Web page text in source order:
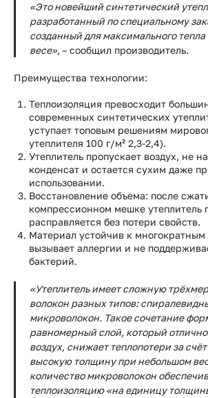
«Это новейший синтетический
разработанный по специальному
созданный для максимального
весе»,– сообщил производитель.
Преимущества технологии:
Теплоизоляция превосходит
современных синтетических
уступает топовым решениям
утеплителя 100 г/м² 2,3-2,4).
Утеплитель пропускает воздух, не
конденсат и остается сухим даже
использовании.
Восстановление объема: после
компрессионном мешке утеплитель
расправляется без потери свойств.
Материал устойчив к
вызывает аллергии и не
бактерий.
«Утеплитель имеет сложную
волокон разных типов:
микроволокон. Такое сочетание
равномерный слой, который
воздух, снижает теплопотери за
высокую толщину при небольшом
количество микроволокон
теплоизоляцию «на единицу